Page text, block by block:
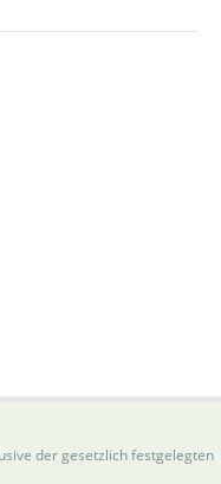
der gesetzlich festgelegten